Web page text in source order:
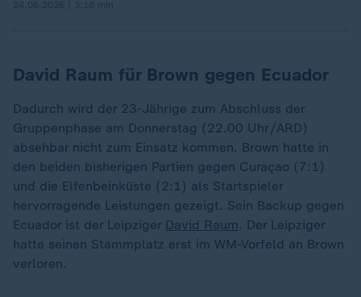
David Raum für Brown gegen Ecuador
Dadurch wird der 23-Jährige zum Abschluss der
Gruppenphase am Donnerstag (22.00 Uhr/ARD)
absehbar nicht zum Einsatz kommen. Brown hatte in
den beiden bisherigen Partien gegen Curaçao (7:1)
und die Elfenbeinküste (2:1) als Startspieler
hervorragende Leistungen gezeigt. Sein Backup gegen
Ecuador ist der Leipziger David Raum . Der Leipziger
hatte seinen Stammplatz erst im WM-Vorfeld an Brown
verloren.